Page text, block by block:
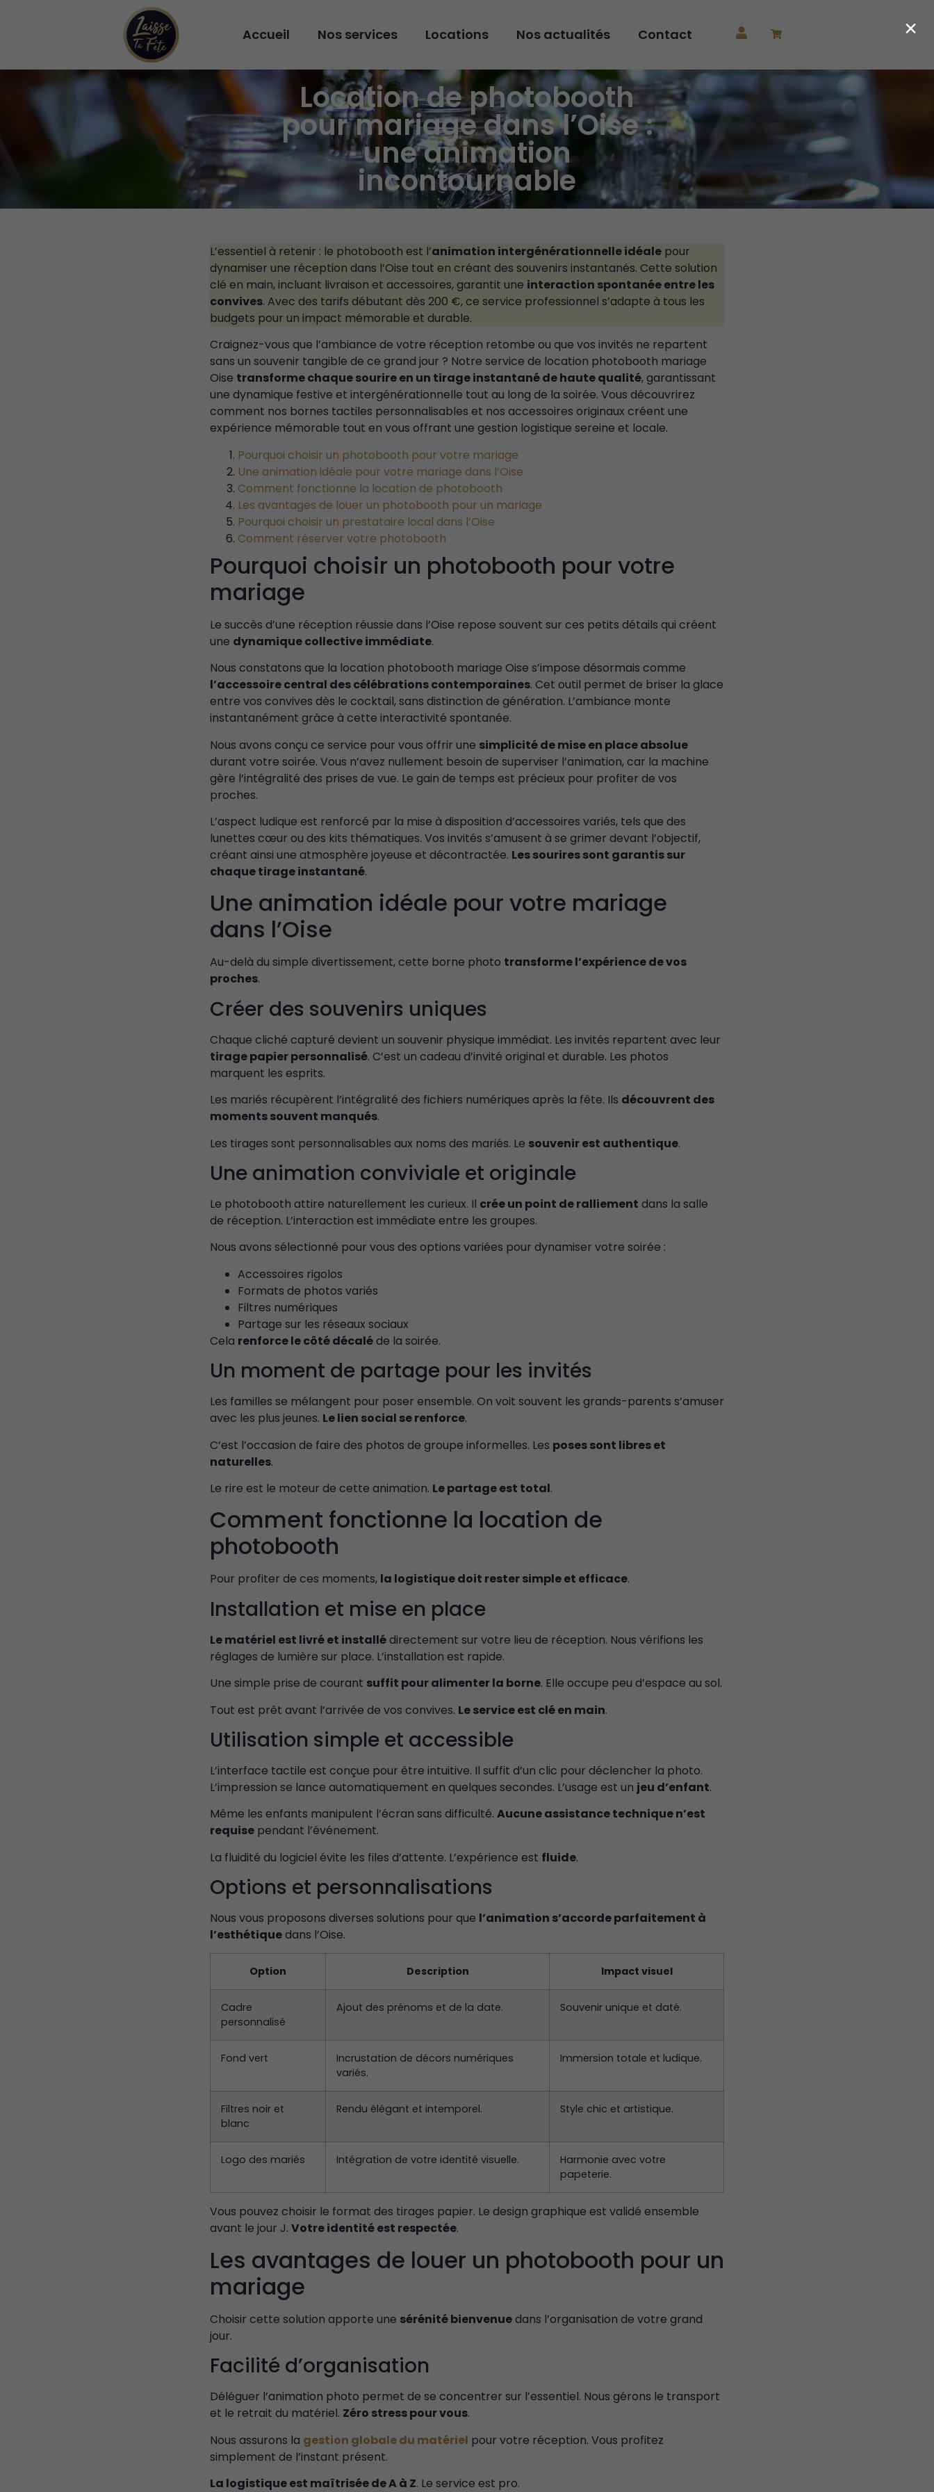
Accueil Nos services Locations Nos actualités Contact
Location de photobooth
pour mariage dans l’Oise :
une animation
incontournable
L’essentiel à retenir : le photobooth est l’animation intergénérationnelle idéale pour
dynamiser une réception dans l’Oise tout en créant des souvenirs instantanés. Cette solution
clé en main, incluant livraison et accessoires, garantit une interaction spontanée entre les
convives. Avec des tarifs débutant dès 200 €, ce service professionnel s’adapte à tous les
budgets pour un impact mémorable et durable.
Craignez-vous que l’ambiance de votre réception retombe ou que vos invités ne repartent
sans un souvenir tangible de ce grand jour ? Notre service de location photobooth mariage
Oise transforme chaque sourire en un tirage instantané de haute qualité, garantissant
une dynamique festive et intergénérationnelle tout au long de la soirée. Vous découvrirez
comment nos bornes tactiles personnalisables et nos accessoires originaux créent une
expérience mémorable tout en vous offrant une gestion logistique sereine et locale.
Pourquoi choisir un photobooth pour votre mariage
Une animation idéale pour votre mariage dans l’Oise
Comment fonctionne la location de photobooth
Les avantages de louer un photobooth pour un mariage
Pourquoi choisir un prestataire local dans l’Oise
Comment réserver votre photobooth
Pourquoi choisir un photobooth pour votre
mariage
Le succès d’une réception réussie dans l’Oise repose souvent sur ces petits détails qui créent
une dynamique collective immédiate.
Nous constatons que la location photobooth mariage Oise s’impose désormais comme
l’accessoire central des célébrations contemporaines. Cet outil permet de briser la glace
entre vos convives dès le cocktail, sans distinction de génération. L’ambiance monte
instantanément grâce à cette interactivité spontanée.
Nous avons conçu ce service pour vous offrir une simplicité de mise en place absolue
durant votre soirée. Vous n’avez nullement besoin de superviser l’animation, car la machine
gère l’intégralité des prises de vue. Le gain de temps est précieux pour profiter de vos
proches.
L’aspect ludique est renforcé par la mise à disposition d’accessoires variés, tels que des
lunettes cœur ou des kits thématiques. Vos invités s’amusent à se grimer devant l’objectif,
créant ainsi une atmosphère joyeuse et décontractée. Les sourires sont garantis sur
chaque tirage instantané.
Une animation idéale pour votre mariage
dans l’Oise
Au-delà du simple divertissement, cette borne photo transforme l’expérience de vos
proches.
Créer des souvenirs uniques
Chaque cliché capturé devient un souvenir physique immédiat. Les invités repartent avec leur
tirage papier personnalisé. C’est un cadeau d’invité original et durable. Les photos
marquent les esprits.
Les mariés récupèrent l’intégralité des fichiers numériques après la fête. Ils découvrent des
moments souvent manqués.
Les tirages sont personnalisables aux noms des mariés. Le souvenir est authentique.
Une animation conviviale et originale
Le photobooth attire naturellement les curieux. Il crée un point de ralliement dans la salle
de réception. L’interaction est immédiate entre les groupes.
Nous avons sélectionné pour vous des options variées pour dynamiser votre soirée :
Accessoires rigolos
Formats de photos variés
Filtres numériques
Partage sur les réseaux sociaux
Cela renforce le côté décaléde la soirée.
Un moment de partage pour les invités
Les familles se mélangent pour poser ensemble. On voit souvent les grands-parents s’amuser
avec les plus jeunes. Le lien social se renforce.
C’est l’occasion de faire des photos de groupe informelles. Les poses sont libres et
naturelles.
Le rire est le moteur de cette animation. Le partage est total.
Comment fonctionne la location de
photobooth
Pour profiter de ces moments, la logistique doit rester simple et efficace.
Installation et mise en place
Le matériel est livré et installédirectement sur votre lieu de réception. Nous vérifions les
réglages de lumière sur place. L’installation est rapide.
Une simple prise de courant suffit pour alimenter la borne. Elle occupe peu d’espace au sol.
Tout est prêt avant l’arrivée de vos convives. Le service est clé en main.
Utilisation simple et accessible
L’interface tactile est conçue pour être intuitive. Il suffit d’un clic pour déclencher la photo.
L’impression se lance automatiquement en quelques secondes. L’usage est un jeu d’enfant.
Même les enfants manipulent l’écran sans difficulté. Aucune assistance technique n’est
requise pendant l’événement.
La fluidité du logiciel évite les files d’attente. L’expérience est fluide.
Options et personnalisations
Nous vous proposons diverses solutions pour que l’animation s’accorde parfaitement à
l’esthétiquedans l’Oise.
Option Description Impact visuel
Cadre
personnalisé
Ajout des prénoms et de la date. Souvenir unique et daté.
Fond vert
Incrustation de décors numériques
variés.
Immersion totale et ludique.
Filtres noir et
blanc
Rendu élégant et intemporel. Style chic et artistique.
Logo des mariés Intégration de votre identité visuelle.
Harmonie avec votre
papeterie.
Vous pouvez choisir le format des tirages papier. Le design graphique est validé ensemble
avant le jour J. Votre identité est respectée.
Les avantages de louer un photobooth pour un
mariage
Choisir cette solution apporte une sérénité bienvenuedans l’organisation de votre grand
jour.
Facilité d’organisation
Déléguer l’animation photo permet de se concentrer sur l’essentiel. Nous gérons le transport
et le retrait du matériel. Zéro stress pour vous.
Nous assurons la gestion globale du matériel pour votre réception. Vous profitez
simplement de l’instant présent.
La logistique est maîtrisée de A à Z. Le service est pro.
×
Nécessaire
facultatifs. Ils
sont
Afin que nous
et la
fonction de
la façon dont
fonctionne
aussi bien que
visite. Si vous
certaines